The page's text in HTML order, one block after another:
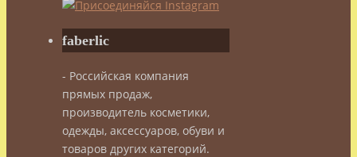
Солярий
–
плюсы
faberlic
- Российская компания
прямых продаж,
производитель косметики,
одежды, аксессуаров, обуви и
товаров других категорий.